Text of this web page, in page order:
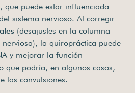
que puede estar influenciada
sistema nervioso. Al corregir
(desajustes en la columna
la quiropráctica puede
y mejorar la función
que podría, en algunos casos,
las convulsiones.